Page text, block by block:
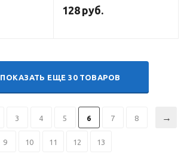
(пачка 5 кг, ЛЭЗ)
128 руб.
ПОКАЗАТЬ ЕЩЕ 30 ТОВАРОВ
3 4 5 6 7 8
9 10 11 12 13